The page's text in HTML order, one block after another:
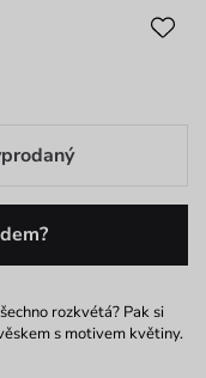
rozkvétá? Pak si
s motivem květiny.